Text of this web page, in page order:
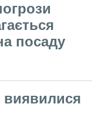
посаду
виявилися